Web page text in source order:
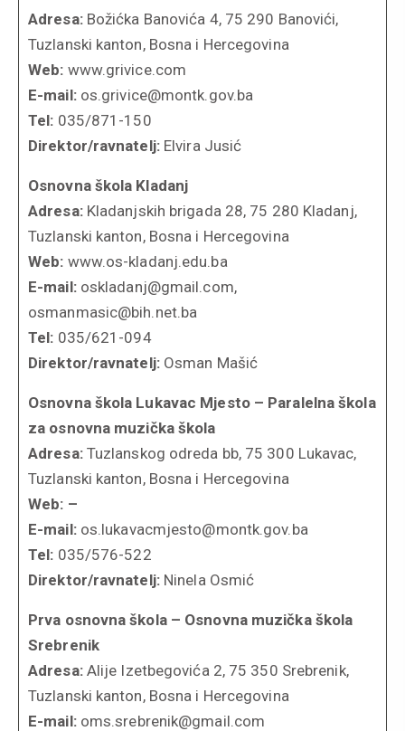
Adresa:Božićka Banovića 4, 75 290 Banovići,
Tuzlanski kanton, Bosna i Hercegovina
Web: www.grivice.com
E-mail:os.grivice@montk.gov.ba
Tel: 035/871-150
Direktor/ravnatelj:Elvira Jusić
Osnovna škola Kladanj
Adresa:Kladanjskih brigada 28, 75 280 Kladanj,
Tuzlanski kanton, Bosna i Hercegovina
Web: www.os-kladanj.edu.ba
E-mail:oskladanj@gmail.com,
osmanmasic@bih.net.ba
Tel: 035/621-094
Direktor/ravnatelj:Osman Mašić
Osnovna škola Lukavac Mjesto – Paralelna škola
za osnovna muzička škola
Adresa:Tuzlanskog odreda bb, 75 300 Lukavac,
Tuzlanski kanton, Bosna i Hercegovina
Web: –
E-mail:os.lukavacmjesto@montk.gov.ba
Tel: 035/576-522
Direktor/ravnatelj:Ninela Osmić
Prva osnovna škola – Osnovna muzička škola
Srebrenik
Adresa:Alije Izetbegovića 2, 75 350 Srebrenik,
Tuzlanski kanton, Bosna i Hercegovina
E-mail:oms.srebrenik@gmail.com